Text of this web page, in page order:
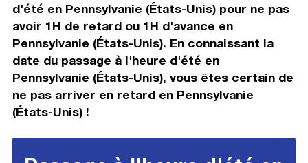
d'été en Pennsylvanie (États-Unis) pour ne pas
avoir 1H de retard ou 1H d'avance en
Pennsylvanie (États-Unis). En connaissant la
date du passage à l'heure d'été en
Pennsylvanie (États-Unis), vous êtes certain de
ne pas arriver en retard en Pennsylvanie
(États-Unis) !